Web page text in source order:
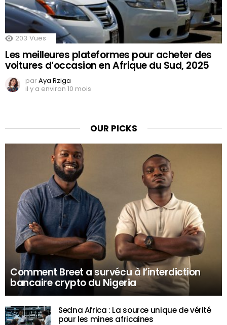
203 Vues
Les meilleures plateformes pour acheter des
voitures d’occasion en Afrique du Sud, 2025
parAya Rziga
il y a environ 10 mois
OUR PICKS
Comment Breet a survécu à l’interdiction
bancaire crypto du Nigeria
Sedna Africa : La source unique de vérité
pour les mines africaines